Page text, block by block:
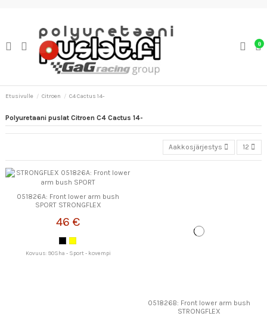
0
Etusivulle Citroen C4 Cactus 14-
Polyuretaani puslat Citroen C4 Cactus 14-
Aakkosjärjestys 12
051826A: Front lower arm bush
SPORT STRONGFLEX
46 €
Kovuus: 90Sha - Sport - kovempi
051826B: Front lower arm bush
STRONGFLEX